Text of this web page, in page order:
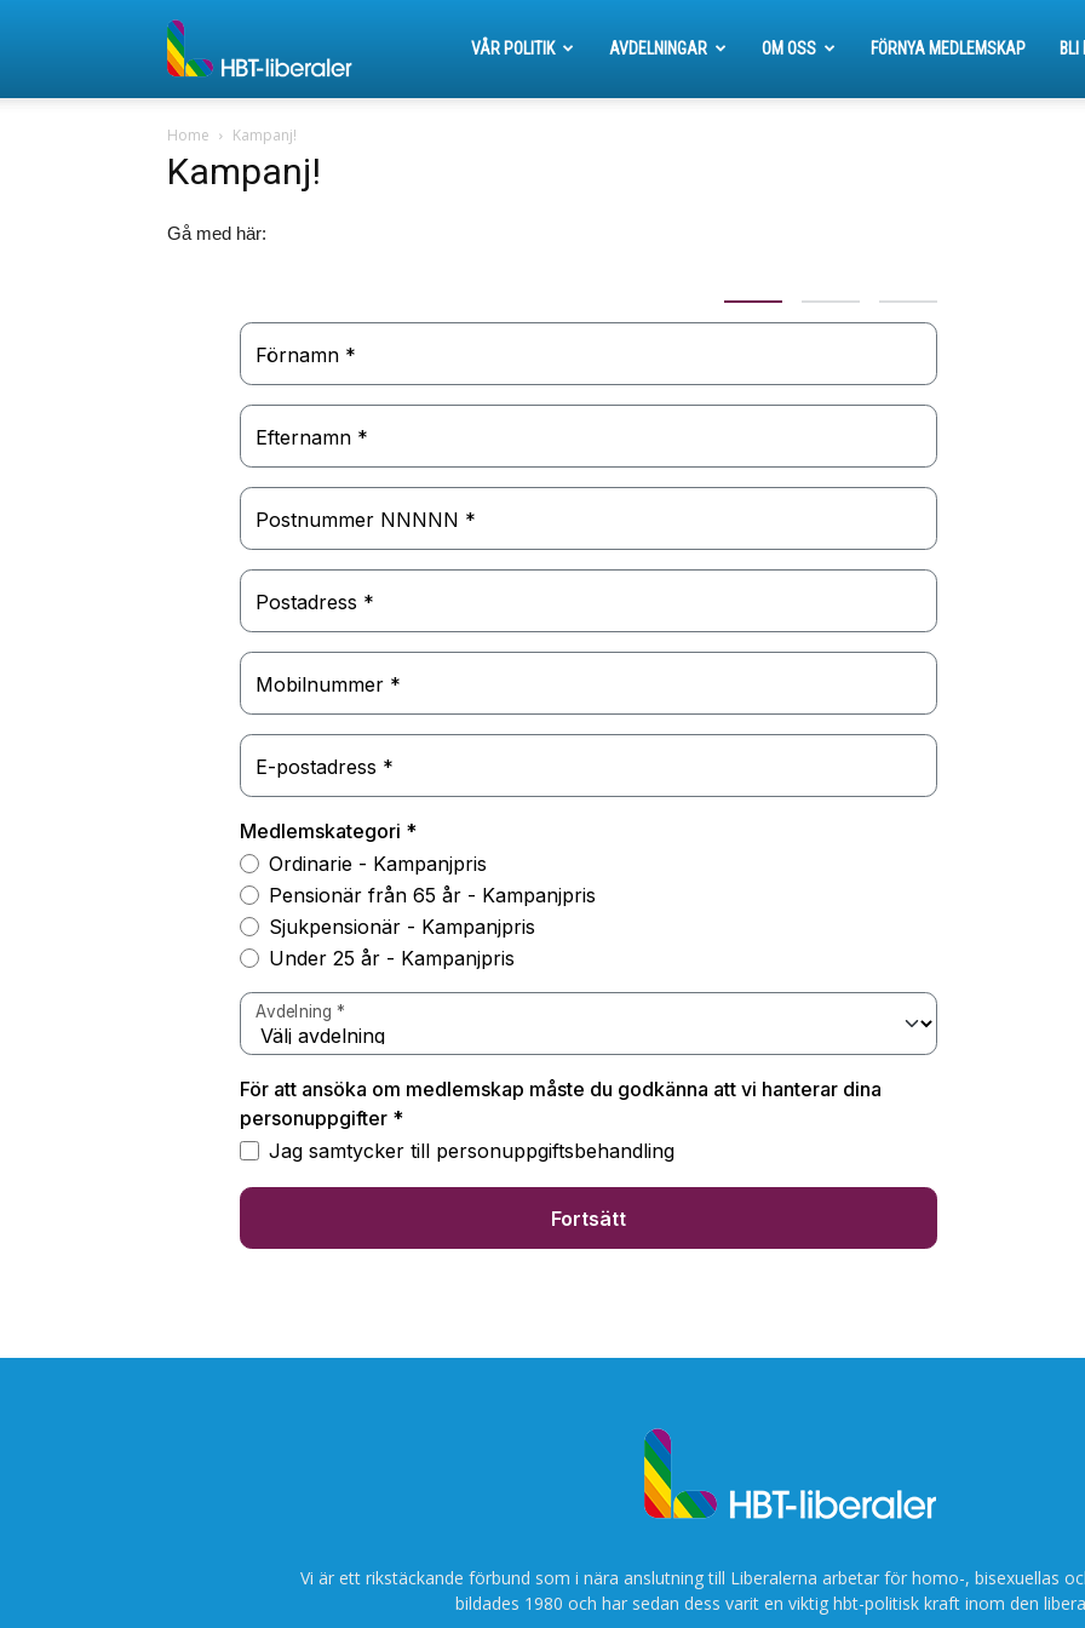
VÅR POLITIK AVDELNINGAR OM OSS FÖRNYA MEDLEMSKAP BLI
Home Kampanj!
Kampanj!
Gå med här:
Vi är ett rikstäckande förbund som i nära anslutning till Liberalerna arbetar för homo-, bisexuellas
bildades 1980 och har sedan dess varit en viktig hbt-politisk kraft inom den